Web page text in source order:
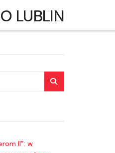
LUBLIN
II”: w